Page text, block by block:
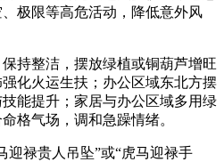
极限等高危活动，降低意外风
持整洁，摆放绿植或铜葫芦增旺
化火运生扶；办公区域东北方摆
能提升；家居与办公区域多用绿
格气场，调和急躁情绪。
迎禄贵人吊坠”或“虎马迎禄手